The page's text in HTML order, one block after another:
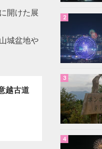
開けた展
城盆地や
越古道